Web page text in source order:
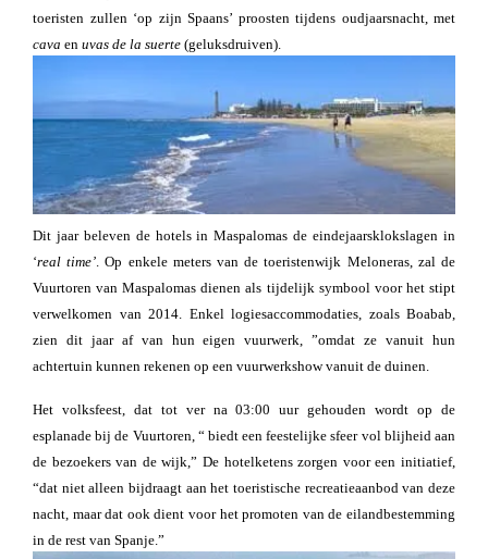
toeristen zullen ‘op zijn Spaans’ proosten tijdens oudjaarsnacht, met
cava en uvas de la suerte (geluksdruiven).
Dit jaar beleven de hotels in Maspalomas de eindejaarsklokslagen in
‘real time’. Op enkele meters van de toeristenwijk Meloneras, zal de
Vuurtoren van Maspalomas dienen als tijdelijk symbool voor het stipt
verwelkomen van 2014. Enkel logiesaccommodaties, zoals Boabab,
zien dit jaar af van hun eigen vuurwerk, ”omdat ze vanuit hun
achtertuin kunnen rekenen op een vuurwerkshow vanuit de duinen.
Het volksfeest, dat tot ver na 03:00 uur gehouden wordt op de
esplanade bij de Vuurtoren, “ biedt een feestelijke sfeer vol blijheid aan
de bezoekers van de wijk,” De hotelketens zorgen voor een initiatief,
“dat niet alleen bijdraagt aan het toeristische recreatieaanbod van deze
nacht, maar dat ook dient voor het promoten van de eilandbestemming
in de rest van Spanje.”